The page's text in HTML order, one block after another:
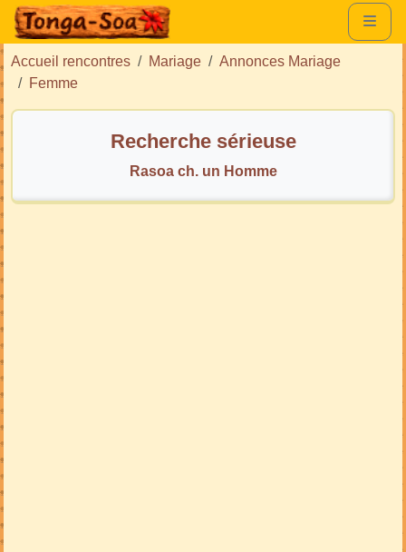
Accueil rencontres Mariage
Annonces Mariage
Femme
Recherche sérieuse
Rasoa ch. un Homme